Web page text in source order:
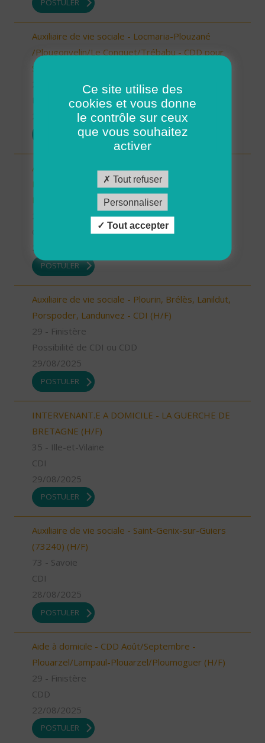
POSTULER
Auxiliaire de vie sociale - Locmaria-Plouzané
/Plougonvelin/Le Conquet/Trébabu - CDD pour
Septembre (H/F)
29 - Finistère
Possibilité de CDI ou CDD
29/08/2025
POSTULER
Aide à domicile - CDD Septembre -
Ploudalmézeau, Lampaul-Ploudalmézeau, St
Pabu (H/F)
29/08/2025
POSTULER
Auxiliaire de vie sociale - Plourin, Brélès, Lanildut,
Porspoder, Landunvez - CDI (H/F)
29 - Finistère
Possibilité de CDI ou CDD
29/08/2025
POSTULER
INTERVENANT.E A DOMICILE - LA GUERCHE DE
BRETAGNE (H/F)
35 - Ille-et-Vilaine
CDI
29/08/2025
POSTULER
Auxiliaire de vie sociale - Saint-Genix-sur-Guiers
(73240) (H/F)
73 - Savoie
CDI
28/08/2025
POSTULER
Aide à domicile - CDD Août/Septembre -
Plouarzel/Lampaul-Plouarzel/Ploumoguer (H/F)
29 - Finistère
CDD
22/08/2025
POSTULER
Ce site utilise des
cookies et vous donne
le contrôle sur ceux
que vous souhaitez
activer
Tout refuser
Personnaliser
Tout accepter